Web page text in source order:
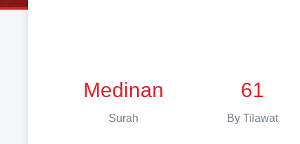
Medinan
Surah
61
By Tilawat